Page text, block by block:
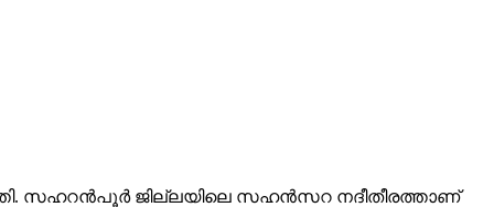
സഹറന്‍പൂര്‍ ജില്ലയിലെ സഹന്‍സറ നദീതീരത്താണ്